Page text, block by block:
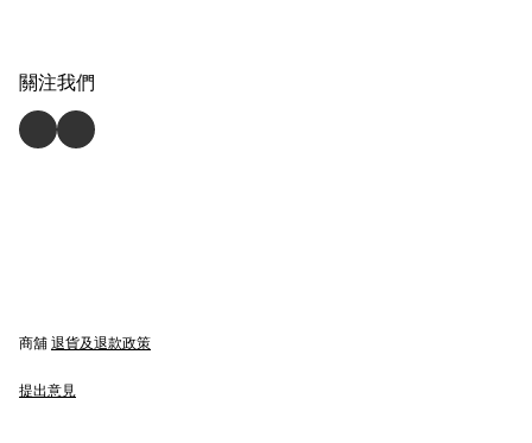
關注我們
商舖退貨及退款政策
提出意見